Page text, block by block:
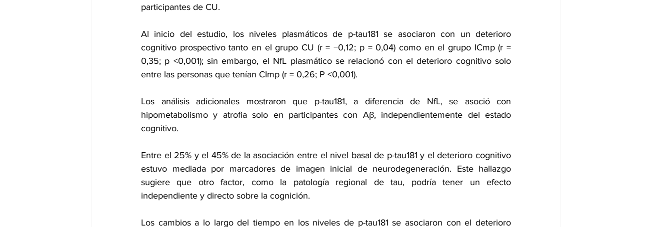
participantes de CU.
Al inicio del estudio, los niveles plasmáticos de p-tau181 se asociaron con un deterioro
cognitivo prospectivo tanto en el grupo CU (r = −0,12; p = 0,04) como en el grupo ICmp (r =
0,35; p <0,001); sin embargo, el NfL plasmático se relacionó con el deterioro cognitivo solo
entre las personas que tenían CImp (r = 0,26; P <0,001).
Los análisis adicionales mostraron que p-tau181, a diferencia de NfL, se asoció con
hipometabolismo y atrofia solo en participantes con Aβ, independientemente del estado
cognitivo.
Entre el 25% y el 45% de la asociación entre el nivel basal de p-tau181 y el deterioro cognitivo
estuvo mediada por marcadores de imagen inicial de neurodegeneración. Este hallazgo
sugiere que otro factor, como la patología regional de tau, podría tener un efecto
independiente y directo sobre la cognición.
Los cambios a lo largo del tiempo en los niveles de p-tau181 se asociaron con el deterioro